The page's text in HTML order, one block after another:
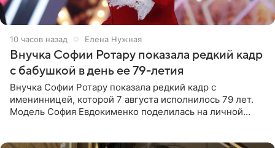
10 часов назад Елена Нужная
Внучка Софии Ротару показала редкий кадр
с бабушкой в день ее 79-летия
Внучка Софии Ротару показала редкий кадр с
именинницей, которой 7 августа исполнилось 79 лет.
Модель София Евдокименко поделилась на личной